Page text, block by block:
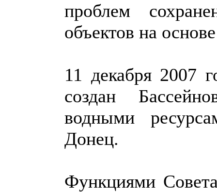
проблем
объектов на
11 декабря 2007
создан
водными
Донец.
Функциями